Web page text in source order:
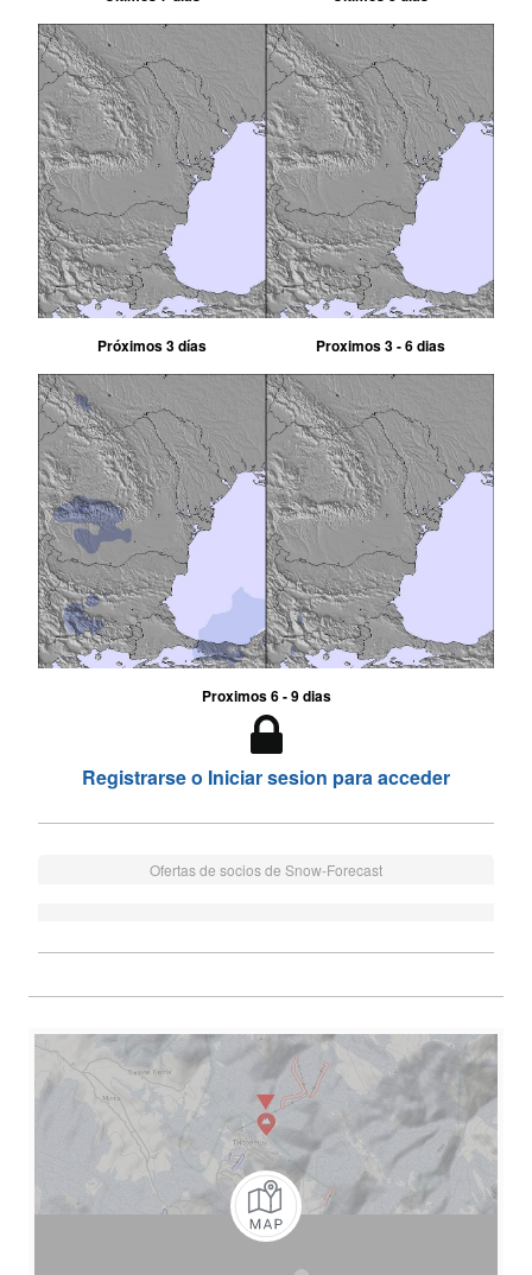
Próximos 3 días Proximos 3 - 6 dias
Proximos 6 - 9 dias
Registrarse o Iniciar sesion para acceder
Ofertas de socios de Snow-Forecast